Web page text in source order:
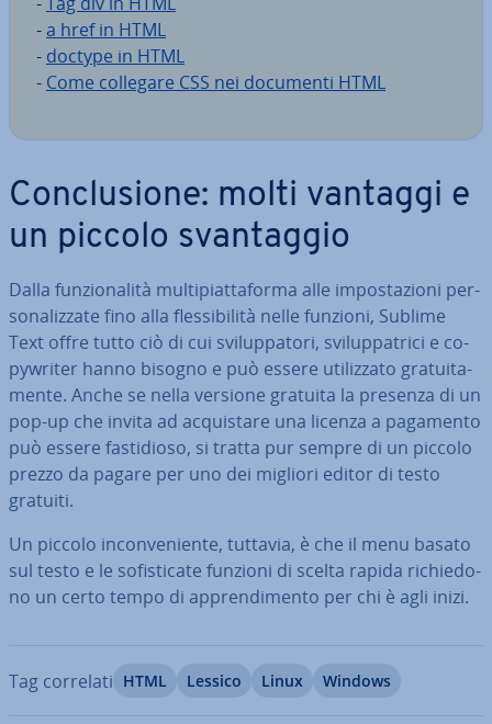
-a href in HTML
- doctype in HTML
- Come collegare CSS nei documenti HTML
Con­clu­sio­ne: molti vantaggi e
un piccolo svan­tag­gio
Dalla fun­zio­na­li­tà mul­ti­piat­ta­for­ma alle im­po­sta­zio­ni per­
so­na­liz­za­te fino alla fles­si­bi­li­tà nelle funzioni, Sublime
Text offre tutto ciò di cui svi­lup­pa­to­ri, svi­lup­pa­tri­ci e co­
py­w­ri­ter hanno bisogno e può essere uti­liz­za­to gra­tui­ta­
men­te. Anche se nella versione gratuita la presenza di un
pop-up che invita ad ac­qui­sta­re una licenza a pagamento
può essere fa­sti­dio­so, si tratta pur sempre di un piccolo
prezzo da pagare per uno dei migliori editor di testo
gratuiti.
Un piccolo in­con­ve­nien­te, tuttavia, è che il menu basato
sul testo e le so­fi­sti­ca­te funzioni di scelta rapida ri­chie­do­
no un certo tempo di ap­pren­di­men­to per chi è agli inizi.
Tag correlati HTML Lessico Linux Windows